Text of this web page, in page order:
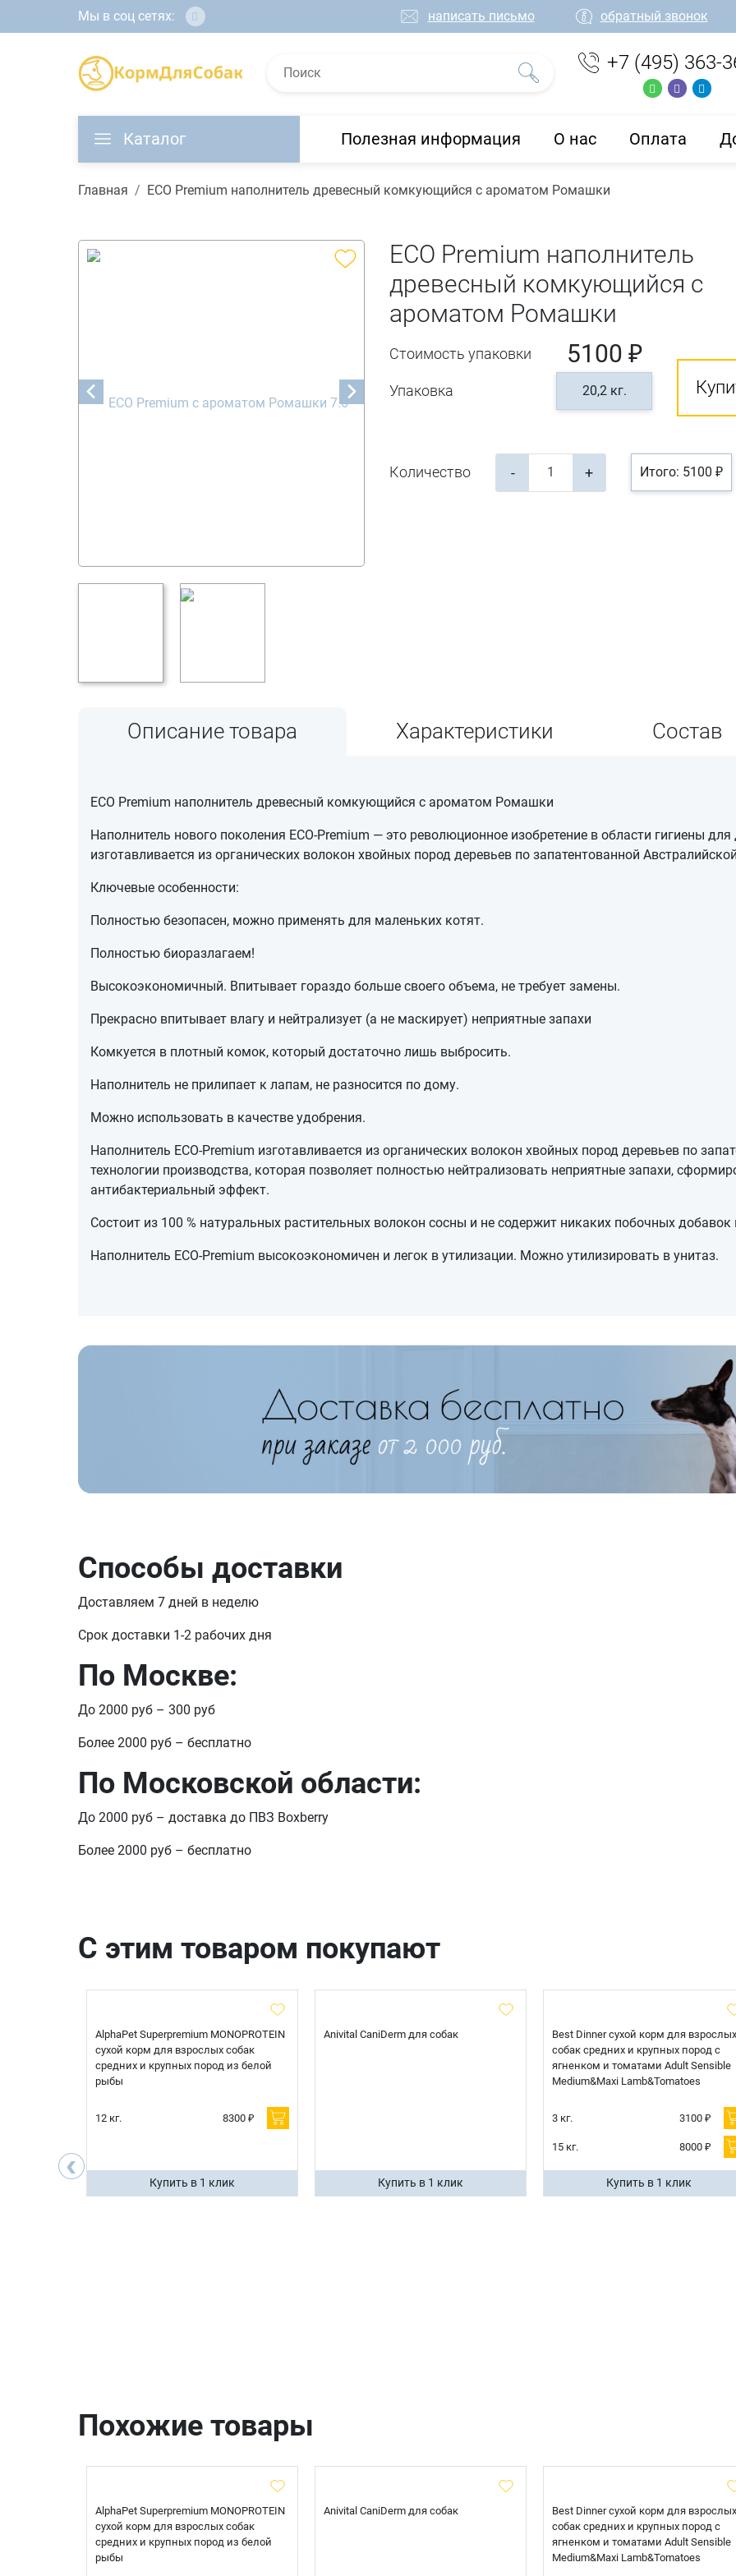
Мы в соц сетях: написать письмо обратный звонок
+7 (495) 363-
Каталог Полезная информация О нас Оплата
Главная ECO Premium наполнитель древесный комкующийся с ароматом Ромашки
ECO Premium наполнитель
древесный комкующийся с
ароматом Ромашки
Стоимость упаковки
Упаковка
5100 ₽
20,2 кг.
Количество - + Итого: 5100 ₽
Описание товара Характеристики Состав
ECO Premium наполнитель древесный комкующийся с ароматом Ромашки
Наполнитель нового поколения ECO-Premium — это революционное изобретение в области гигиены
изготавливается из органических волокон хвойных пород деревьев по запатентованной
Ключевые особенности:
Полностью безопасен, можно применять для маленьких котят.
Полностью биоразлагаем!
Высокоэкономичный. Впитывает гораздо больше своего объема, не требует замены.
Прекрасно впитывает влагу и нейтрализует (а не маскирует) неприятные запахи
Комкуется в плотный комок, который достаточно лишь выбросить.
Наполнитель не прилипает к лапам, не разносится по дому.
Можно использовать в качестве удобрения.
Наполнитель ECO-Premium изготавливается из органических волокон хвойных пород деревьев по
технологии производства, которая позволяет полностью нейтрализовать неприятные запахи,
антибактериальный эффект.
Состоит из 100 % натуральных растительных волокон сосны и не содержит никаких побочных
Наполнитель ECO-Premium высокоэкономичен и легок в утилизации. Можно утилизировать в унитаз.
Способы доставки
Доставляем 7 дней в неделю
Срок доставки 1-2 рабочих дня
По Москве:
До 2000 руб – 300 руб
Более 2000 руб – бесплатно
По Московской области:
До 2000 руб – доставка до ПВЗ Boxberry
Более 2000 руб – бесплатно
С этим товаром покупают
‹
AlphaPet Superpremium MONOPROTEIN
сухой корм для взрослых собак
средних и крупных пород из белой
рыбы
12 кг. 8300 ₽
Купить в 1 клик
Anivital CaniDerm для собак
Купить в 1 клик
Best Dinner сухой корм для взрослых
собак средних и крупных пород с
ягненком и томатами Adult Sensible
Medium&Maxi Lamb&Tomatoes
3 кг. 3100 ₽
15 кг. 8000 ₽
Купить в 1 клик
Похожие товары
AlphaPet Superpremium MONOPROTEIN
сухой корм для взрослых собак
средних и крупных пород из белой
рыбы
Anivital CaniDerm для собак
Best Dinner сухой корм для взрослых
собак средних и крупных пород с
ягненком и томатами Adult Sensible
Medium&Maxi Lamb&Tomatoes